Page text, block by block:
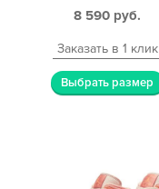
8 590 руб.
Заказать в 1 клик
Выбрать размер